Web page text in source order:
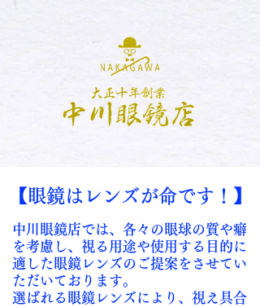
【眼鏡はレンズが命です！】
中川眼鏡店では、各々の眼球の質や癖
を考慮し、視る用途や使用する目的に
適した眼鏡レンズのご提案をさせてい
ただいております。
選ばれる眼鏡レンズに より、視え具合